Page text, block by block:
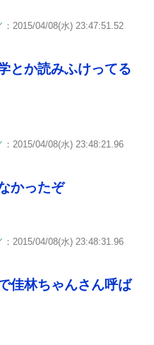
：2015/04/08(水) 23:47:51.52
とか読みふけってる
：2015/04/08(水) 23:48:21.96
かったぞ
：2015/04/08(水) 23:48:31.96
佳林ちゃんさん呼ば